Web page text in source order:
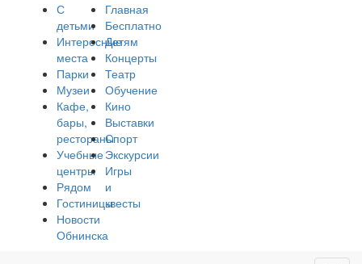
С
детьми
Интересные
места
Парки
Музеи
Кафе,
бары,
рестораны
Учебные
центры
Рядом
Гостиницы
Новости
Обнинска
Главная
Бесплатно
Детям
Концерты
Театр
Обучение
Кино
Выставки
Спорт
Экскурсии
Игры
и
квесты